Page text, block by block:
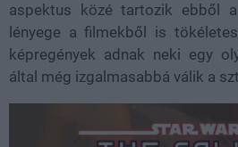
aspektus közé tartozik ebből
lényege a filmekből is
képregények adnak neki egy
által még izgalmasabbá válik a